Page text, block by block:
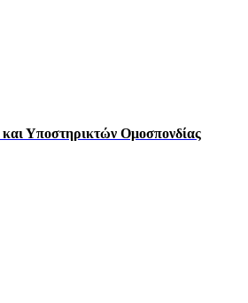
Υποστηρικτών Ομοσπονδίας